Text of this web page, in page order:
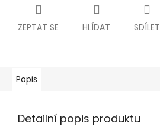
ZEPTAT SE HLÍDAT SDÍLET
Popis
Detailní popis produktu